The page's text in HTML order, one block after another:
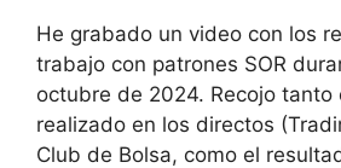
He grabado un video con los
trabajo con patrones SOR
octubre de 2024. Recojo tanto
realizado en los directos
Club de Bolsa, como el